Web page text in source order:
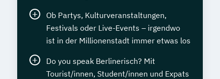
Ob Partys, Kulturveranstaltungen,
Festivals oder Live-Events – irgendwo
ist in der Millionenstadt immer etwas los
Do you speak Berlinerisch? Mit
Tourist/innen, Student/innen und Expats